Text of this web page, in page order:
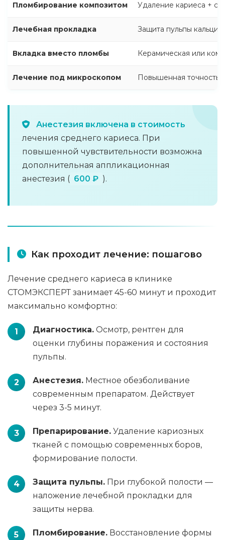
Пломбирование композитом Удаление кариеса +
Лечебная прокладка Защита пульпы
Вкладка вместо пломбы Керамическая или
Лечение под микроскопом Повышенная точность
Анестезия включена в стоимость
лечения среднего кариеса. При
повышенной чувствительности возможна
дополнительная аппликационная
анестезия ( 600 ₽ ).
Как проходит лечение: пошагово
Лечение среднего кариеса в клинике
СТОМЭКСПЕРТ занимает 45-60 минут и проходит
максимально комфортно:
Диагностика. Осмотр, рентген для
оценки глубины поражения и состояния
пульпы.
Анестезия. Местное обезболивание
современным препаратом. Действует
через 3-5 минут.
Препарирование. Удаление кариозных
тканей с помощью современных боров,
формирование полости.
Защита пульпы. При глубокой полости —
наложение лечебной прокладки для
защиты нерва.
Пломбирование. Восстановление формы